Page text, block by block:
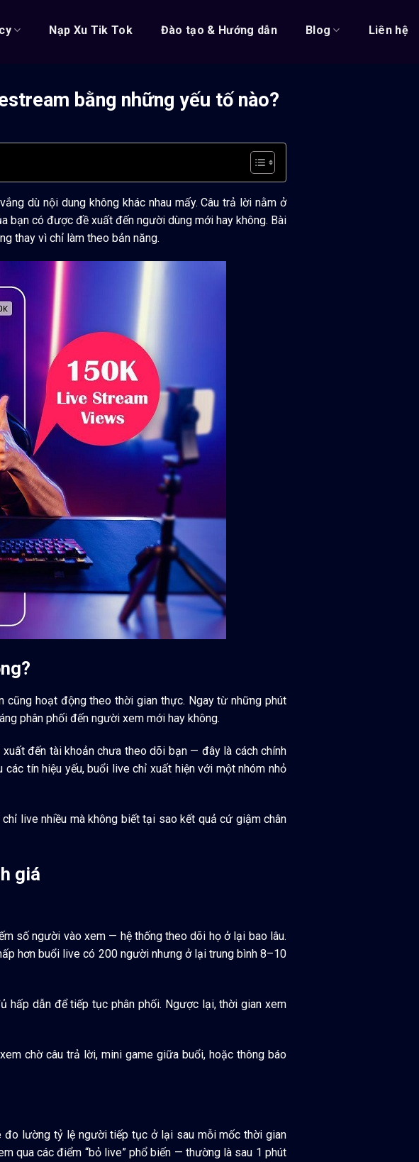
Nạp Xu Tik Tok Đào tạo & Hướng dẫn Blog Liên hệ
bằng những yếu tố nào?
dù nội dung không khác nhau mấy. Câu trả lời nằm ở
bạn có được đề xuất đến người dùng mới hay không. Bài
thay vì chỉ làm theo bản năng.
hoạt động theo thời gian thực. Ngay từ những phút
phân phối đến người xem mới hay không.
đến tài khoản chưa theo dõi bạn — đây là cách chính
tín hiệu yếu, buổi live chỉ xuất hiện với một nhóm nhỏ
live nhiều mà không biết tại sao kết quả cứ giậm chân
giá
số người vào xem — hệ thống theo dõi họ ở lại bao lâu.
hơn buổi live có 200 người nhưng ở lại trung bình 8–10
hấp dẫn để tiếp tục phân phối. Ngược lại, thời gian xem
chờ câu trả lời, mini game giữa buổi, hoặc thông báo
đo lường tỷ lệ người tiếp tục ở lại sau mỗi mốc thời gian
qua các điểm “bỏ live” phổ biến — thường là sau 1 phút